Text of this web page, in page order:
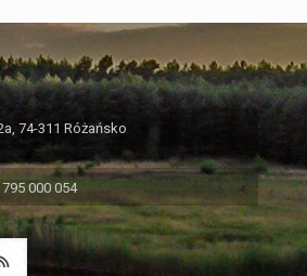
74-311 Różańsko
000 054